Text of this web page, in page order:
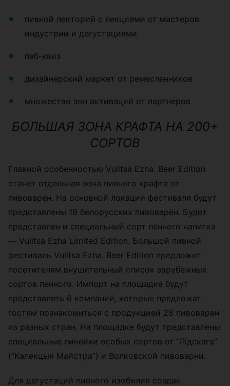
пивной лекторий с лекциями от мастеров
индустрии и дегустациями
паб-квиз
дизайнерский маркет от ремесленников
множество зон активаций от партнеров
БОЛЬШАЯ ЗОНА КРАФТА НА 200+
СОРТОВ
Главной особенностью Vulitsa Ezha. Beer Edition
станет отдельная зона пивного крафта от
пивоварен. На основной локации фестиваля будут
представлены 19 белорусских пивоварен. Будет
представлен и специальный сорт пенного напитка
— Vulitsa Ezha Limited Edition. Большой пивной
фестиваль Vulitsa Ezha. Beer Edition предложит
посетителям внушительный список зарубежных
сортов пенного. Импорт на площадке будут
представлять 6 компаний, которые предложат
гостям познакомиться с продукцией 28 пивоварен
из разных стран. На площадке будут представлены
специальные линейки особых сортов от “Лідскага”
(“Калекцыя Майстра”) и Волковской пивоварни.
Для дегустаций пивного изобилия создан